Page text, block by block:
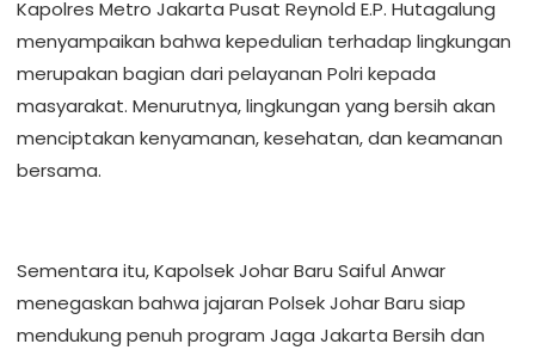
Kapolres Metro Jakarta Pusat Reynold E.P. Hutagalung
menyampaikan bahwa kepedulian terhadap lingkungan
merupakan bagian dari pelayanan Polri kepada
masyarakat. Menurutnya, lingkungan yang bersih akan
menciptakan kenyamanan, kesehatan, dan keamanan
bersama.
Sementara itu, Kapolsek Johar Baru Saiful Anwar
menegaskan bahwa jajaran Polsek Johar Baru siap
mendukung penuh program Jaga Jakarta Bersih dan